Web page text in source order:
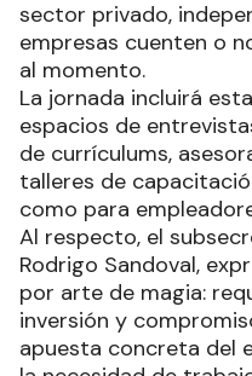
sector privado,
empresas cuenten o
al momento.
La jornada incluirá
espacios de
de currículums,
talleres de
como para
Al respecto, el
Rodrigo Sandoval,
por arte de magia:
inversión y
apuesta concreta del